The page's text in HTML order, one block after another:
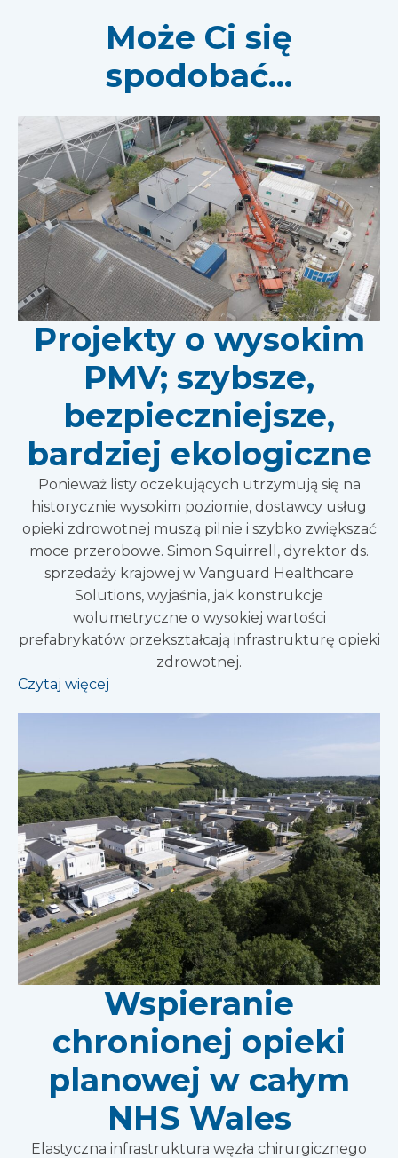
Może Ci się
spodobać...
Projekty o wysokim
PMV; szybsze,
bezpieczniejsze,
bardziej ekologiczne
Ponieważ listy oczekujących utrzymują się na
historycznie wysokim poziomie, dostawcy usług
opieki zdrowotnej muszą pilnie i szybko zwiększać
moce przerobowe. Simon Squirrell, dyrektor ds.
sprzedaży krajowej w Vanguard Healthcare
Solutions, wyjaśnia, jak konstrukcje
wolumetryczne o wysokiej wartości
prefabrykatów przekształcają infrastrukturę opieki
zdrowotnej.
Czytaj więcej
Wspieranie
chronionej opieki
planowej w całym
NHS Wales
Elastyczna infrastruktura węzła chirurgicznego